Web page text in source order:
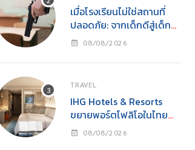
เมื่อโรงเรียนไม่ใช่สถานที่
ปลอดภัย: จากเด็กดีสู่เด็ก
เลว และโศกนาฏกรรมกราด
08/08/2026
TRAVEL
IHG Hotels & Resorts
ขยายพอร์ตโฟลิโอในไทย
เปิดตัว Holiday Inn
08/08/2026